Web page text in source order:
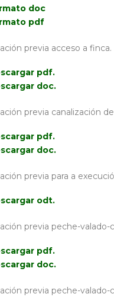
doc
pdf
previa acceso a finca.
pdf.
doc.
previa canalización
pdf.
doc.
previa para a
odt.
previa peche-
pdf.
doc.
previa peche-